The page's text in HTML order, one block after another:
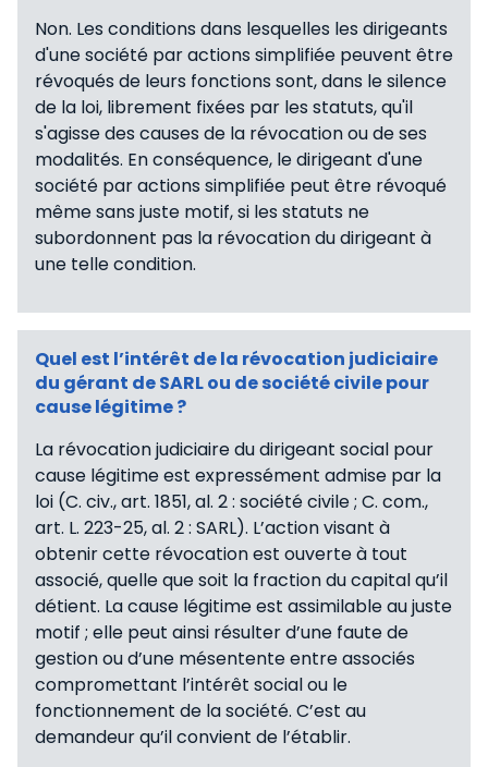
Non. Les conditions dans lesquelles les dirigeants
d'une société par actions simplifiée peuvent être
révoqués de leurs fonctions sont, dans le silence
de la loi, librement fixées par les statuts, qu'il
s'agisse des causes de la révocation ou de ses
modalités. En conséquence, le dirigeant d'une
société par actions simplifiée peut être révoqué
même sans juste motif, si les statuts ne
subordonnent pas la révocation du dirigeant à
une telle condition.
Quel est l’intérêt de la révocation judiciaire
du gérant de SARL ou de société civile pour
cause légitime ?
La révocation judiciaire du dirigeant social pour
cause légitime est expressément admise par la
loi (C. civ., art. 1851, al. 2 : société civile ; C. com.,
art. L. 223-25, al. 2 : SARL). L’action visant à
obtenir cette révocation est ouverte à tout
associé, quelle que soit la fraction du capital qu’il
détient. La cause légitime est assimilable au juste
motif ; elle peut ainsi résulter d’une faute de
gestion ou d’une mésentente entre associés
compromettant l’intérêt social ou le
fonctionnement de la société. C’est au
demandeur qu’il convient de l’établir.